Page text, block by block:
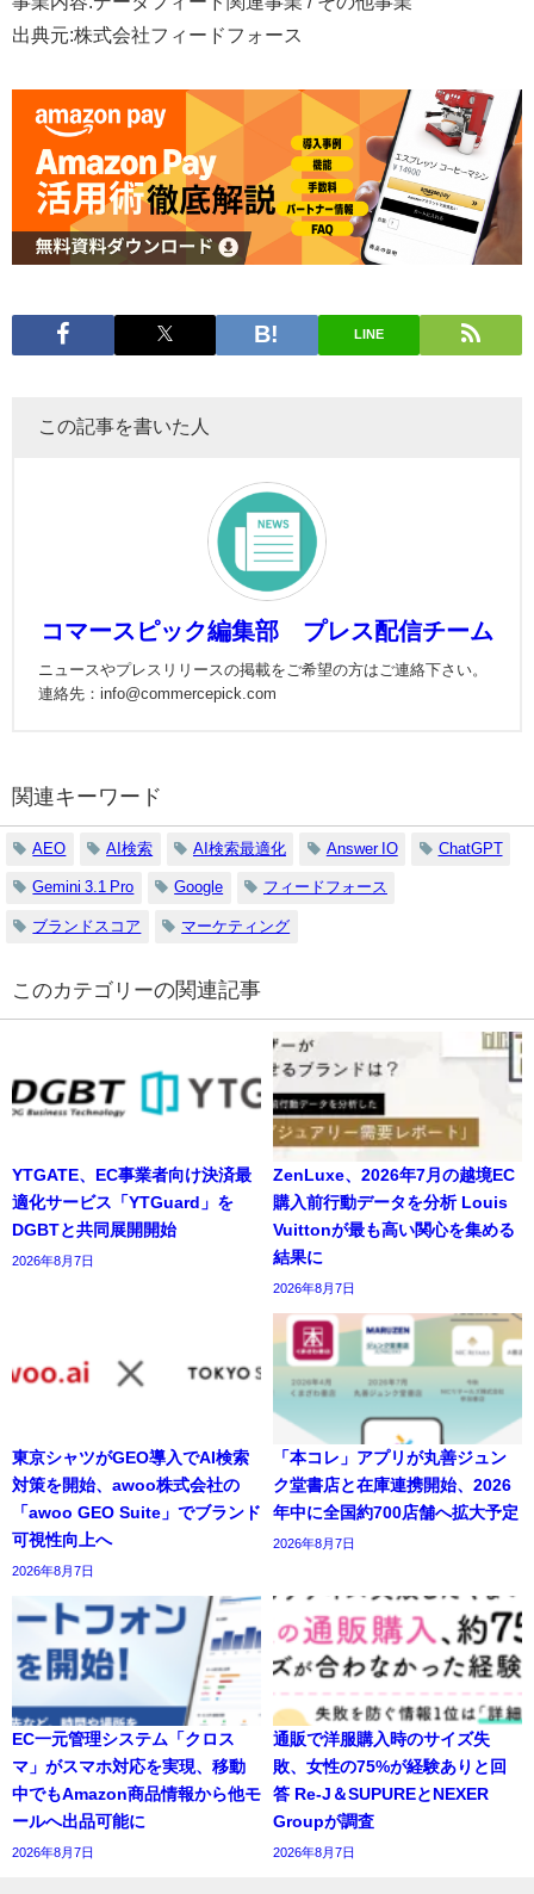
出典元:株式会社フィードフォース
LINE
この記事を書いた人
コマースピック編集部 プレス配信チーム
ニュースやプレスリリースの掲載をご希望の方はご連絡下さい。
連絡先：info@commercepick.com
関連キーワード
AEO AI検索 AI検索最適化 Answer IO ChatGPT
Gemini 3.1 Pro Google フィードフォース
ブランドスコア マーケティング
の関連記事
YTGATE、EC事業者向け決済最
適化サービス「YTGuard」を
DGBTと共同展開開始
2026年8月7日
ZenLuxe、2026年7月の越境EC
購入前行動データを分析 Louis
Vuittonが最も高い関心を集める
結果に
2026年8月7日
東京シャツがGEO導入でAI検索
対策を開始、awoo株式会社の
「awoo GEO Suite」でブランド
可視性向上へ
2026年8月7日
「本コレ」アプリが丸善ジュン
ク堂書店と在庫連携開始、2026
年中に全国約700店舗へ拡大予定
2026年8月7日
EC一元管理システム「クロス
マ」がスマホ対応を実現、移動
中でもAmazon商品情報から他モ
ールへ出品可能に
2026年8月7日
通販で洋服購入時のサイズ失
敗、女性の75%が経験ありと回
答 Re-J＆SUPUREとNEXER
Groupが調査
2026年8月7日